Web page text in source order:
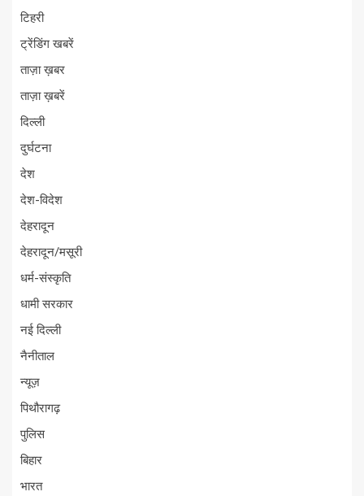
टिहरी
ट्रेंडिंग खबरें
ताज़ा ख़बर
ताज़ा ख़बरें
दिल्ली
दुर्घटना
देश
देश-विदेश
देहरादून
देहरादून/मसूरी
धर्म-संस्कृति
धामी सरकार
नई दिल्ली
नैनीताल
न्यूज़
पिथौरागढ़
पुलिस
बिहार
भारत